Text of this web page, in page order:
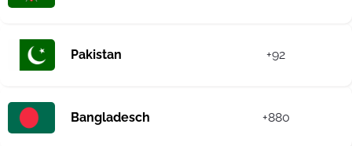
Pakistan +92
Bangladesch +880